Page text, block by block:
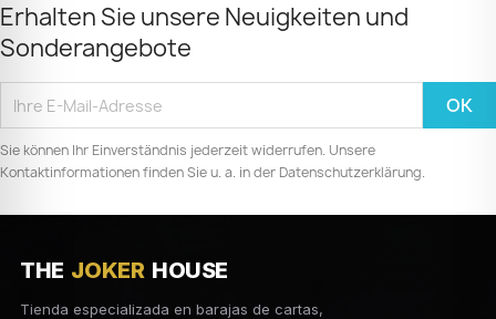
Erhalten Sie unsere Neuigkeiten und
Sonderangebote
Sie können Ihr Einverständnis jederzeit widerrufen. Unsere
Kontaktinformationen finden Sie u. a. in der Datenschutzerklärung.
THE JOKER HOUSE
Tienda especializada en barajas de cartas,